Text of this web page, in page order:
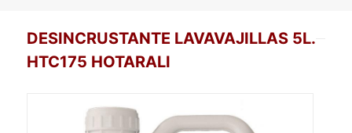
DESINCRUSTANTE LAVAVAJILLAS 5L.
HTC175 HOTARALI